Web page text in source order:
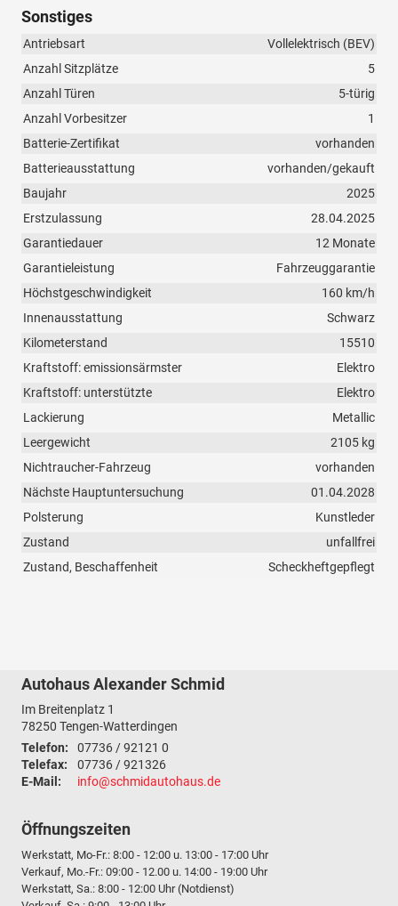
Sonstiges
Antriebsart
Vollelektrisch (BEV)
Anzahl Sitzplätze
5
Anzahl Türen
5-türig
Anzahl Vorbesitzer
1
Batterie-Zertifikat
vorhanden
Batterieausstattung
vorhanden/gekauft
Baujahr
2025
Erstzulassung
28.04.2025
Garantiedauer
12 Monate
Garantieleistung
Fahrzeuggarantie
Höchstgeschwindigkeit
160 km/h
Innenausstattung
Schwarz
Kilometerstand
15510
Kraftstoff: emissionsärmster
Elektro
Kraftstoff: unterstützte
Elektro
Lackierung
Metallic
Leergewicht
2105 kg
Nichtraucher-Fahrzeug
vorhanden
Nächste Hauptuntersuchung
01.04.2028
Polsterung
Kunstleder
Zustand
unfallfrei
Zustand, Beschaffenheit
Scheckheftgepflegt
Autohaus Alexander Schmid
Im Breitenplatz 1
78250 Tengen-Watterdingen
Telefon:
07736 / 92121 0
Telefax:
07736 / 921326
E-Mail:
info@schmidautohaus.de
Öffnungszeiten
Werkstatt, Mo-Fr.: 8:00 - 12:00 u. 13:00 - 17:00 Uhr
Verkauf, Mo.-Fr.: 09:00 - 12.00 u. 14:00 - 19:00 Uhr
Werkstatt, Sa.: 8:00 - 12:00 Uhr (Notdienst)